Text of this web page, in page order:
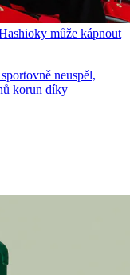
může kápnout
neuspěl,
korun díky